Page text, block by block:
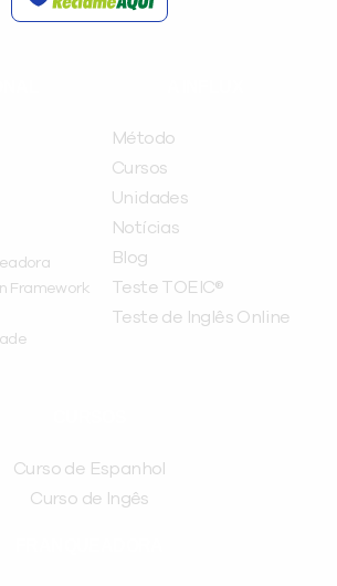
Framework
Método
Cursos
Unidades
Notícias
Blog
Teste TOEIC®
Teste de Inglês Online
Curso de Espanhol
Curso de Ingês